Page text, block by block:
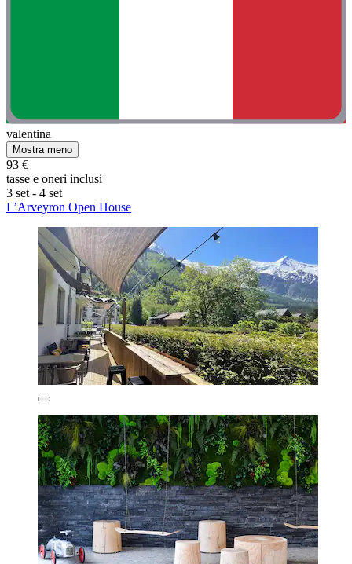
valentina
Mostra meno
93 €
tasse e oneri inclusi
3 set - 4 set
L’Arveyron Open House